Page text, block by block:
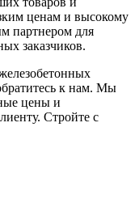
ценам и высокому
партнером для
заказчиков.
к нам. Мы
цены и
Стройте с